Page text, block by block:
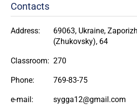
Contacts
Address:
69063, Ukraine,
(Zhukovsky), 64
Classroom: 270
Phone: 769-83-75
e-mail: sygga12@gmail.com